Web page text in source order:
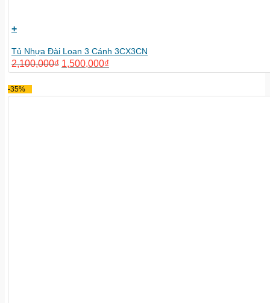
+
Tủ Nhựa Đài Loan 3 Cánh 3CX3CN
2,100,000₫ 1,500,000₫
-35%